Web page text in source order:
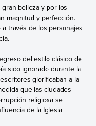
belleza y por los
magnitud y perfección.
través de los personajes
del estilo clásico de
sido ignorado durante la
glorificaban a la
que las ciudades-
religiosa se
de la Iglesia